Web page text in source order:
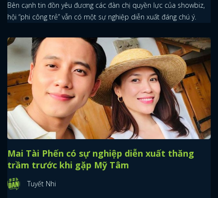
Bên cạnh tin đồn yêu đương các đàn chị quyền lực của showbiz,
hội “phi công trẻ” vẫn có một sự nghiệp diễn xuất đáng chú ý.
Mai Tài Phến có sự nghiệp diễn xuất thăng
trầm trước khi gặp Mỹ Tâm
Tuyết Nhi